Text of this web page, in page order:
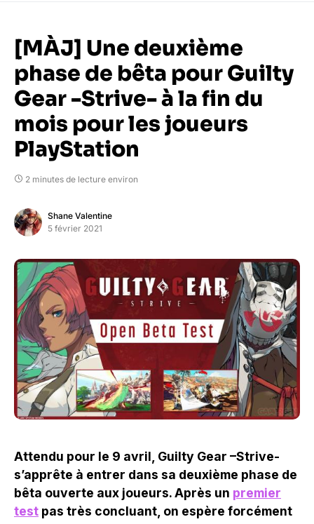
[MÀJ] Une deuxième
phase de bêta pour Guilty
Gear -Strive- à la fin du
mois pour les joueurs
PlayStation
2 minutes de lecture environ
Shane Valentine
5 février 2021
Attendu pour le 9 avril, Guilty Gear –Strive-
s’apprête à entrer dans sa deuxième phase de
bêta ouverte aux joueurs. Après un premier
test pas très concluant, on espère forcément